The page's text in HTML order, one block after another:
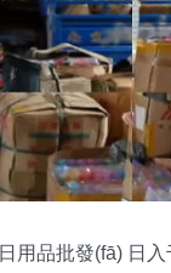
用品批發(fā) 日